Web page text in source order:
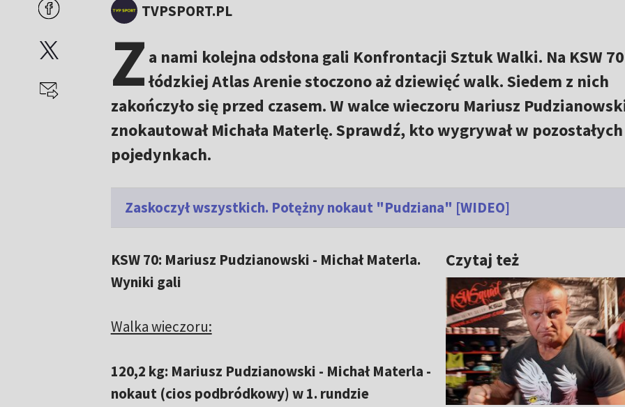
TVPSPORT.PL
Z a nami kolejna odsłona gali Konfrontacji Sztuk Walki. Na KSW
łódzkiej Atlas Arenie stoczono aż dziewięć walk. Siedem z nich
zakończyło się przed czasem. W walce wieczoru Mariusz
znokautował Michała Materlę. Sprawdź, kto wygrywał w pozostałych
pojedynkach.
Zaskoczył wszystkich. Potężny nokaut "Pudziana" [WIDEO]
Czytaj też
KSW 70: Mariusz Pudzianowski - Michał Materla.
Wyniki gali
Walka wieczoru:
120,2 kg: Mariusz Pudzianowski - Michał Materla -
nokaut (cios podbródkowy) w 1. rundzie